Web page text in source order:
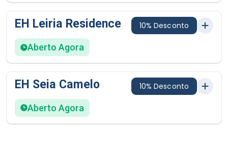
EH Leiria Residence 10% Desconto
Aberto Agora
EH Seia Camelo 10% Desconto
Aberto Agora